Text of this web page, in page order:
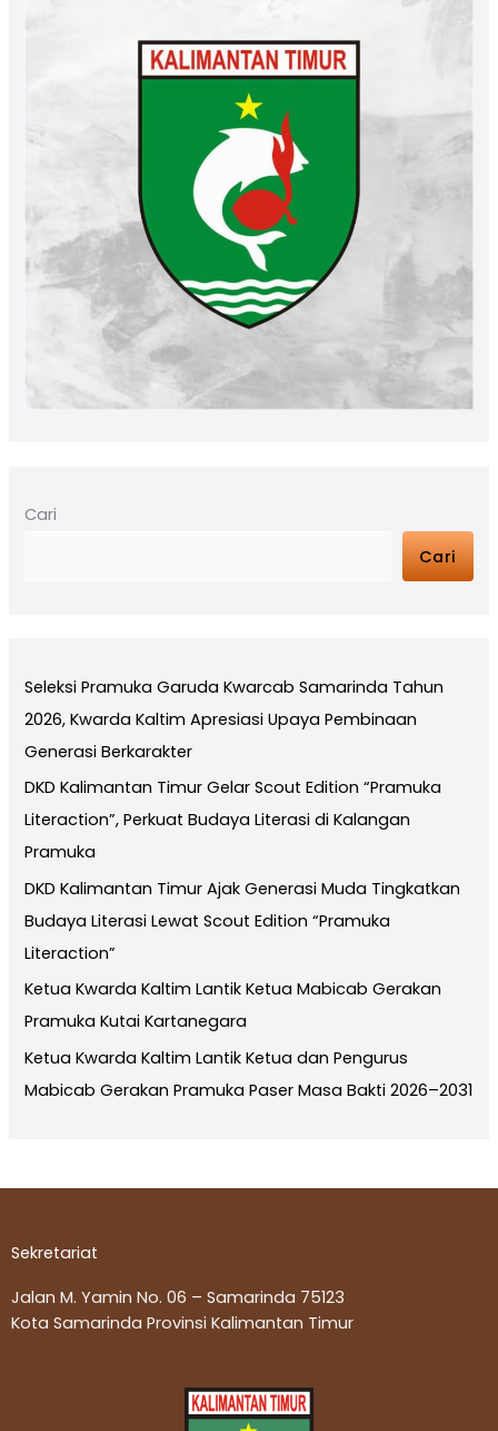
Cari
Cari
Seleksi Pramuka Garuda Kwarcab Samarinda Tahun
2026, Kwarda Kaltim Apresiasi Upaya Pembinaan
Generasi Berkarakter
DKD Kalimantan Timur Gelar Scout Edition “Pramuka
Literaction”, Perkuat Budaya Literasi di Kalangan
Pramuka
DKD Kalimantan Timur Ajak Generasi Muda Tingkatkan
Budaya Literasi Lewat Scout Edition “Pramuka
Literaction”
Ketua Kwarda Kaltim Lantik Ketua Mabicab Gerakan
Pramuka Kutai Kartanegara
Ketua Kwarda Kaltim Lantik Ketua dan Pengurus
Mabicab Gerakan Pramuka Paser Masa Bakti 2026–2031
Sekretariat
Jalan M. Yamin No. 06 – Samarinda 75123
Kota Samarinda Provinsi Kalimantan Timur